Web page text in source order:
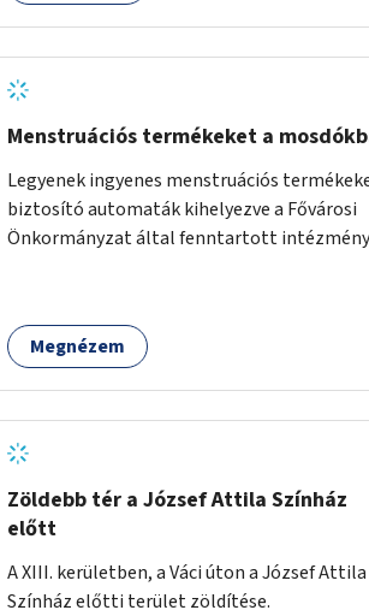
Menstruációs termékeket a
Legyenek ingyenes menstruációs
biztosító automaták kihelyezve a Fővárosi
Önkormányzat által fenntartott
Megnézem
Zöldebb tér a József Attila Színház
előtt
A XIII. kerületben, a Váci úton a József Attila
Színház előtti terület zöldítése.